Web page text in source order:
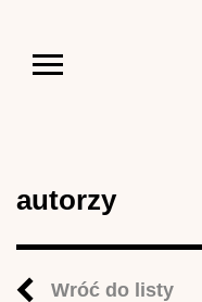
autorzy
Wróć do listy